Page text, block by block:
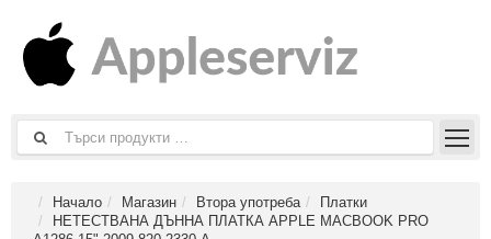
Начало Магазин Втора употреба
Платки
НЕТЕСТВАНА ДЪННА ПЛАТКА APPLE MACBOOK PRO